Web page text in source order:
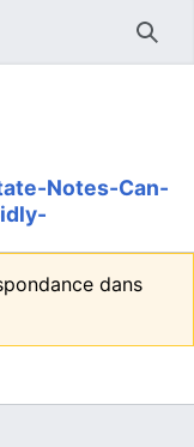
Notes-Can-
dans